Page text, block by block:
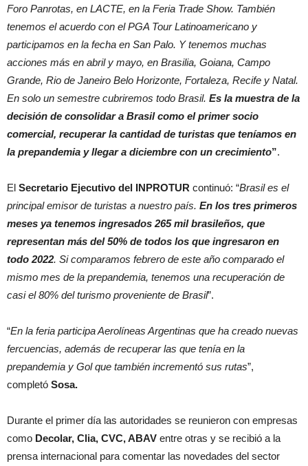
Foro Panrotas, en LACTE, en la Feria Trade Show. También
tenemos el acuerdo con el PGA Tour Latinoamericano y
participamos en la fecha en San Palo. Y tenemos muchas
acciones más en abril y mayo, en Brasilia, Goiana, Campo
Grande, Rio de Janeiro Belo Horizonte, Fortaleza, Recife y Natal.
En solo un semestre cubriremos todo Brasil. Es la muestra de la
decisión de consolidar a Brasil como el primer socio
comercial, recuperar la cantidad de turistas que teníamos en
la prepandemia y llegar a diciembre con un crecimiento”.
El Secretario Ejecutivo del INPROTUR continuó: “Brasil es el
principal emisor de turistas a nuestro país. En los tres primeros
meses ya tenemos ingresados 265 mil brasileños, que
representan más del 50% de todos los que ingresaron en
todo 2022. Si comparamos febrero de este año comparado el
mismo mes de la prepandemia, tenemos una recuperación de
casi el 80% del turismo proveniente de Brasil”.
“En la feria participa Aerolíneas Argentinas que ha creado nuevas
fercuencias, además de recuperar las que tenía en la
prepandemia y Gol que también incrementó sus rutas”,
completó Sosa.
Durante el primer día las autoridades se reunieron con empresas
como Decolar, Clia, CVC, ABAV entre otras y se recibió a la
prensa internacional para comentar las novedades del sector